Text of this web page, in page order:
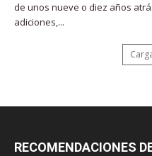
de unos nueve o diez años
adiciones,...
RECOMENDACIONES